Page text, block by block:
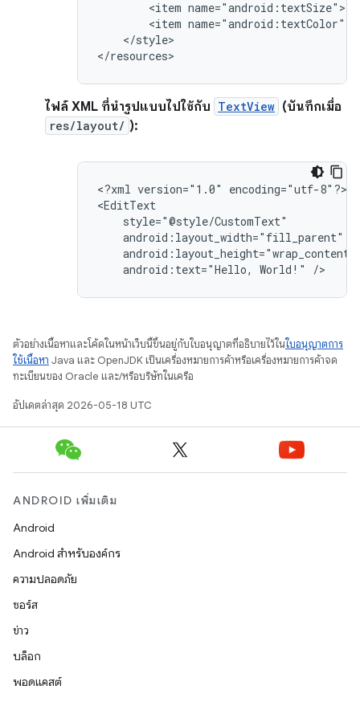
<item
<item
</style>
</resources>
ไฟล์ XML ที่นำรูปแบบไปใช้กับ TextView (บันทึกเมื่อ
res/layout/ ):
<?xml version="1.0"
encoding="utf-8"?>
android:text="Hello,
World!" />
ตัวอย่างเนื้อหาและโค้ดในหน้าเว็บนี้ขึ้นอยู่กับใบอนุญาตที่อธิบายไว้ในใบอนุญาตการ
ใช้เนื้อหา Java และ OpenJDK เป็นเครื่องหมายการค้าหรือเครื่องหมายการค้าจด
ทะเบียนของ Oracle และ/หรือบริษัทในเครือ
อัปเดตล่าสุด 2026-05-18 UTC
ANDROID เพิ่มเติม
Android
Android สำหรับองค์กร
ความปลอดภัย
ซอร์ส
ข่าว
บล็อก
พอดแคสต์